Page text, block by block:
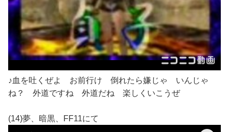
♪血を吐くぜよ お前行け 倒れたら嫌じゃ いんじゃ
ね？ 外道ですね 外道だね 楽しくいこうぜ
(14)夢、暗黒、FF11にて